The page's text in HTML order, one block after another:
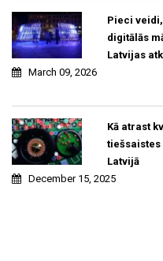
Pieci
digitālās
Latvijas
March 09, 2026
Kā atrast
Latvijā
December 15, 2025